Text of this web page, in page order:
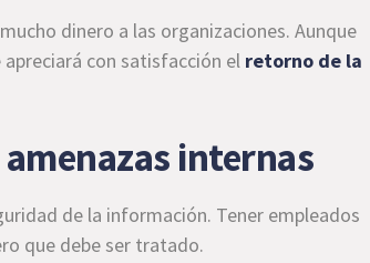
dinero a las organizaciones. Aunque
con satisfacción el retorno de la
internas
de la información. Tener empleados
que debe ser tratado.